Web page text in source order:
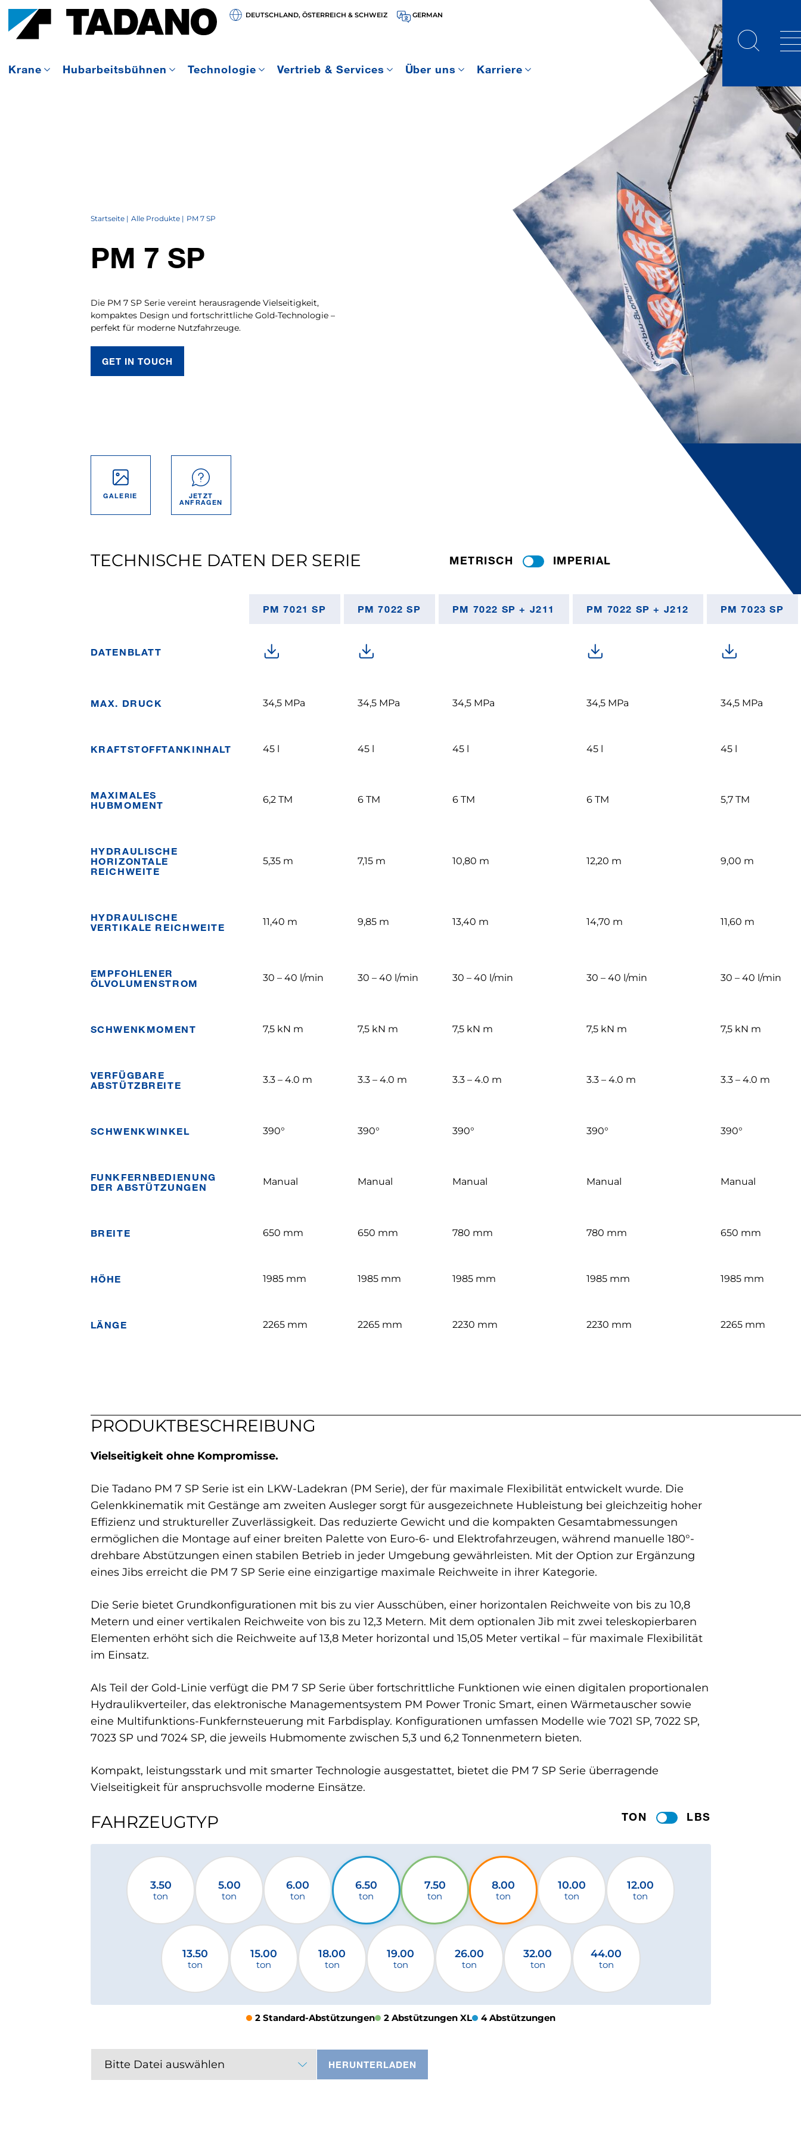
DEUTSCHLAND, ÖSTERREICH & SCHWEIZ GERMAN
Krane Hubarbeitsbühnen Technologie Vertrieb & Services Über uns Karriere
Startseite Alle Produkte PM 7 SP
PM 7 SP
Die PM 7 SP Serie vereint herausragende Vielseitigkeit,
kompaktes Design und fortschrittliche Gold-Technologie –
perfekt für moderne Nutzfahrzeuge.
GET IN TOUCH
GALERIE JETZT
ANFRAGEN
TECHNISCHE DATEN DER SERIE METRISCH IMPERIAL
PM 7021 SP PM 7022 SP PM 7022 SP + J211 PM 7022 SP + J212 PM 7023 SP
DATENBLATT
MAX. DRUCK 34,5 MPa 34,5 MPa 34,5 MPa 34,5 MPa 34,5 MPa
KRAFTSTOFFTANKINHALT 45 l 45 l 45 l 45 l 45 l
MAXIMALES
HUBMOMENT
6,2 TM 6 TM 6 TM 6 TM 5,7 TM
HYDRAULISCHE
HORIZONTALE
REICHWEITE
5,35 m 7,15 m 10,80 m 12,20 m 9,00 m
HYDRAULISCHE
VERTIKALE REICHWEITE
11,40 m 9,85 m 13,40 m 14,70 m 11,60 m
EMPFOHLENER
ÖLVOLUMENSTROM
30 – 40 l/min 30 – 40 l/min 30 – 40 l/min 30 – 40 l/min 30 – 40 l/min
SCHWENKMOMENT 7,5 kN m 7,5 kN m 7,5 kN m 7,5 kN m 7,5 kN m
VERFÜGBARE
ABSTÜTZBREITE
3.3 – 4.0 m 3.3 – 4.0 m 3.3 – 4.0 m 3.3 – 4.0 m 3.3 – 4.0 m
SCHWENKWINKEL 390° 390° 390° 390° 390°
FUNKFERNBEDIENUNG
DER ABSTÜTZUNGEN
Manual Manual Manual Manual Manual
BREITE 650 mm 650 mm 780 mm 780 mm 650 mm
HÖHE 1985 mm 1985 mm 1985 mm 1985 mm 1985 mm
LÄNGE 2265 mm 2265 mm 2230 mm 2230 mm 2265 mm
PRODUKTBESCHREIBUNG
Vielseitigkeit ohne Kompromisse.
Die Tadano PM 7 SP Serie ist ein LKW-Ladekran (PM Serie), der für maximale Flexibilität entwickelt wurde. Die
Gelenkkinematik mit Gestänge am zweiten Ausleger sorgt für ausgezeichnete Hubleistung bei gleichzeitig hoher
Effizienz und struktureller Zuverlässigkeit. Das reduzierte Gewicht und die kompakten Gesamtabmessungen
ermöglichen die Montage auf einer breiten Palette von Euro-6- und Elektrofahrzeugen, während manuelle 180°-
drehbare Abstützungen einen stabilen Betrieb in jeder Umgebung gewährleisten. Mit der Option zur Ergänzung
eines Jibs erreicht die PM 7 SP Serie eine einzigartige maximale Reichweite in ihrer Kategorie.
Die Serie bietet Grundkonfigurationen mit bis zu vier Ausschüben, einer horizontalen Reichweite von bis zu 10,8
Metern und einer vertikalen Reichweite von bis zu 12,3 Metern. Mit dem optionalen Jib mit zwei teleskopierbaren
Elementen erhöht sich die Reichweite auf 13,8 Meter horizontal und 15,05 Meter vertikal – für maximale Flexibilität
im Einsatz.
Als Teil der Gold-Linie verfügt die PM 7 SP Serie über fortschrittliche Funktionen wie einen digitalen proportionalen
Hydraulikverteiler, das elektronische Managementsystem PM Power Tronic Smart, einen Wärmetauscher sowie
eine Multifunktions-Funkfernsteuerung mit Farbdisplay. Konfigurationen umfassen Modelle wie 7021 SP, 7022 SP,
7023 SP und 7024 SP, die jeweils Hubmomente zwischen 5,3 und 6,2 Tonnenmetern bieten.
Kompakt, leistungsstark und mit smarter Technologie ausgestattet, bietet die PM 7 SP Serie überragende
Vielseitigkeit für anspruchsvolle moderne Einsätze.
FAHRZEUGTYP TON LBS
3.50
ton
5.00
ton
6.00
ton
6.50
ton
7.50
ton
8.00
ton
10.00
ton
12.00
ton
13.50
ton
15.00
ton
18.00
ton
19.00
ton
26.00
ton
32.00
ton
44.00
ton
2 Standard-Abstützungen 2 Abstützungen XL 4 Abstützungen
Bitte Datei auswählen HERUNTERLADEN